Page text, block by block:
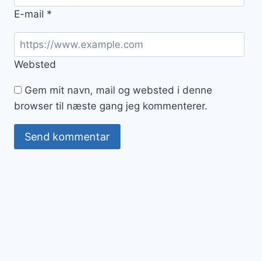
E-mail *
Websted
Gem mit navn, mail og websted i denne
browser til næste gang jeg kommenterer.